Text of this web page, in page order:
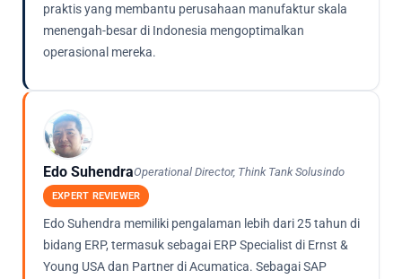
praktis yang membantu perusahaan manufaktur skala
menengah-besar di Indonesia mengoptimalkan
operasional mereka.
Edo SuhendraOperational Director, Think Tank Solusindo
EXPERT REVIEWER
Edo Suhendra memiliki pengalaman lebih dari 25 tahun di
bidang ERP, termasuk sebagai ERP Specialist di Ernst &
Young USA dan Partner di Acumatica. Sebagai SAP